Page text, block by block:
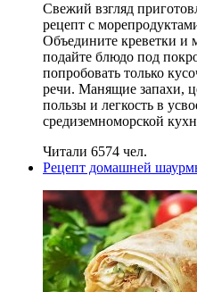
Свежий взгляд
рецепт с
Объедините креветки и
подайте блюдо под
попробовать только
речи. Манящие запахи,
пользы и легкость в
средиземноморской
Читали 6574 чел.
Рецепт домашней